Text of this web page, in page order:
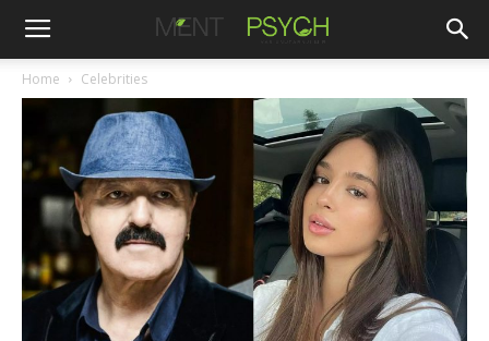
Home Celebrities